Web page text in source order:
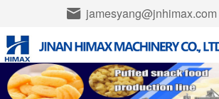
jamesyang@jnhimax.com